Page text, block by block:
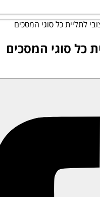
לתליית כל סוגי המסכים
כל סוגי המסכים